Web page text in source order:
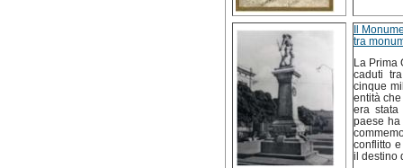
Il
tra
La
caduti
cinque
entità
era stata
paese ha
conflitto
il destino